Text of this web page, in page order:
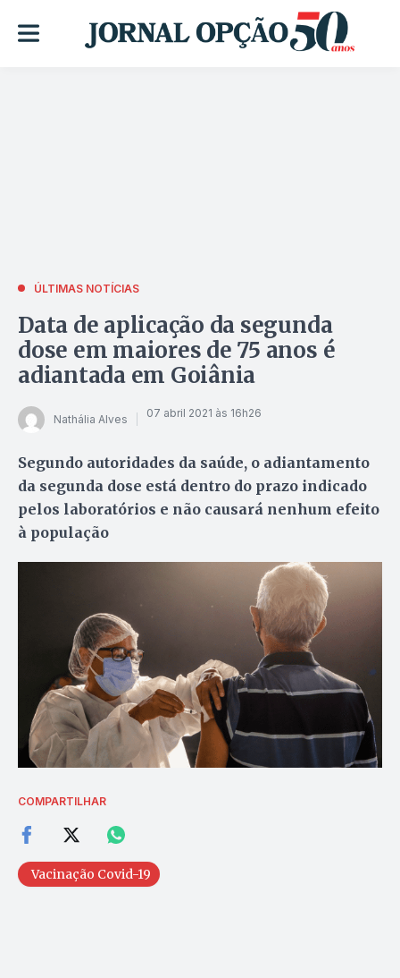
ÚLTIMAS NOTÍCIAS
Data de aplicação da segunda
dose em maiores de 75 anos é
adiantada em Goiânia
Nathália Alves 07 abril 2021 às 16h26
Segundo autoridades da saúde, o adiantamento
da segunda dose está dentro do prazo indicado
pelos laboratórios e não causará nenhum efeito
à população
COMPARTILHAR
Vacinação Covid-19